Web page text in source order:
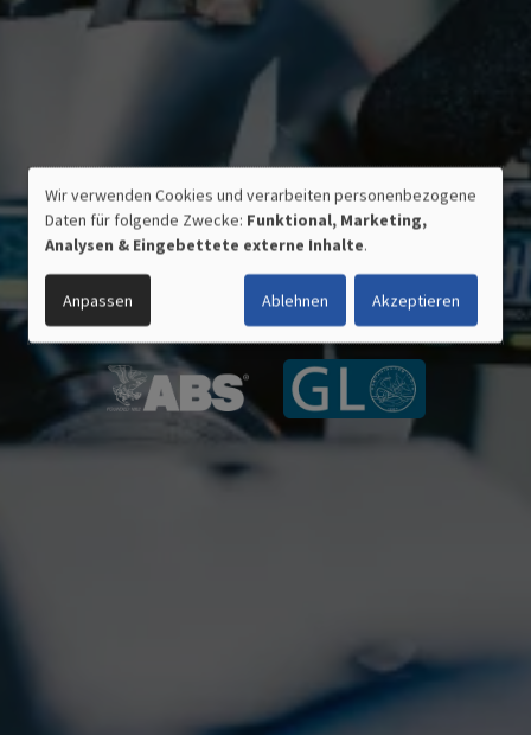
ZERTIFIZIERTE QUALITÄT
MADE IN GERMANY
VERWENDUNG
PERSONENBEZOGENER
DATEN
UND
COOKIES
Wir verwenden Cookies und verarbeiten personenbezogene
Daten für folgende Zwecke: Funktional, Marketing,
Analysen & Eingebettete externe Inhalte.
Anpassen Ablehnen Akzeptieren